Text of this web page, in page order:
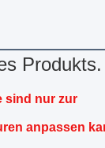
Produkts.
sind nur zur
anpassen